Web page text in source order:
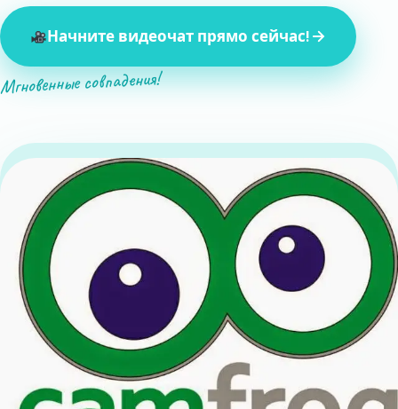
Начните видеочат прямо сейчас!
Мгновенные совпадения!